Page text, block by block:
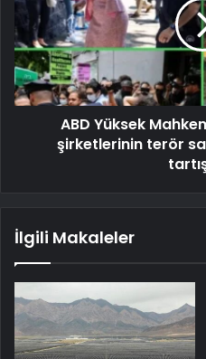
ABD Yüksek
şirketlerinin terör
İlgili Makaleler